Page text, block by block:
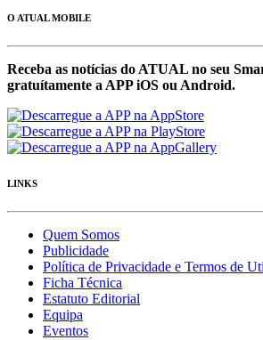
O ATUAL MOBILE
Receba as notícias do ATUAL no seu
gratuítamente a APP iOS ou Android.
LINKS
Quem Somos
Publicidade
Política de Privacidade e Termos de
Ficha Técnica
Estatuto Editorial
Equipa
Eventos